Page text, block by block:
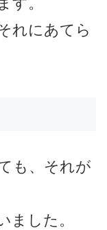
れにあてら
も、それが
ました。